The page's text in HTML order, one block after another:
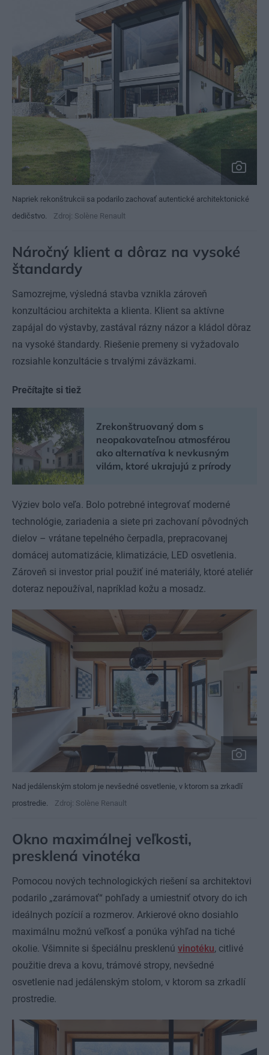
Napriek rekonštrukcii sa podarilo zachovať autentické architektonické
dedičstvo.
Zdroj: Solène Renault
Náročný klient a dôraz na vysoké
štandardy
Samozrejme, výsledná stavba vznikla zároveň
konzultáciou architekta a klienta. Klient sa aktívne
zapájal do výstavby, zastával rázny názor a kládol dôraz
na vysoké štandardy. Riešenie premeny si vyžadovalo
rozsiahle konzultácie s trvalými záväzkami.
Prečítajte si tiež
Zrekonštruovaný dom s
neopakovateľnou atmosférou
ako alternatíva k nevkusným
vilám, ktoré ukrajujú z prírody
Výziev bolo veľa. Bolo potrebné integrovať moderné
technológie, zariadenia a siete pri zachovaní pôvodných
dielov – vrátane tepelného čerpadla, prepracovanej
domácej automatizácie, klimatizácie, LED osvetlenia.
Zároveň si investor prial použiť iné materiály, ktoré ateliér
doteraz nepoužíval, napríklad kožu a mosadz.
Nad jedálenským stolom je nevšedné osvetlenie, v ktorom sa zrkadlí
prostredie.
Zdroj: Solène Renault
Okno maximálnej veľkosti,
presklená vinotéka
Pomocou nových technologických riešení sa architektovi
podarilo „zarámovať“ pohľady a umiestniť otvory do ich
ideálnych pozícií a rozmerov. Arkierové okno dosiahlo
maximálnu možnú veľkosť a ponúka výhľad na tiché
okolie. Všimnite si špeciálnu presklenú vinotéku, citlivé
použitie dreva a kovu, trámové stropy, nevšedné
osvetlenie nad jedálenským stolom, v ktorom sa zrkadlí
prostredie.